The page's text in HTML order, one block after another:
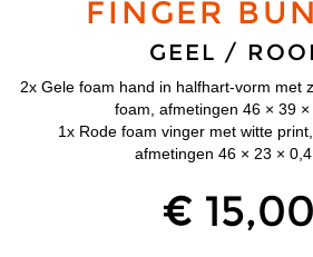
FINGER
GEEL /
2x Gele foam hand in halfhart-vorm met
foam, afmetingen 46 × 39 ×
1x Rode foam vinger met witte print,
afmetingen 46 × 23 × 0,4
€ 15,00